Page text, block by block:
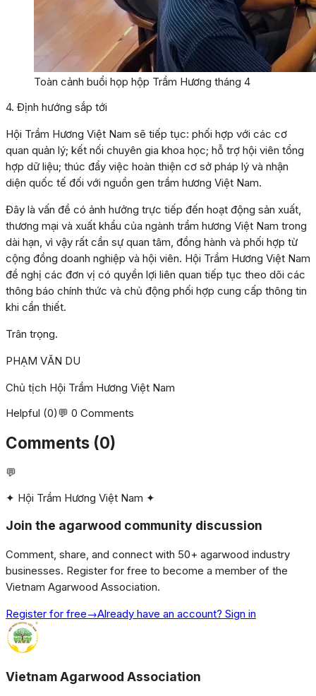
Toàn cảnh buổi họp hộp Trầm Hương tháng 4
4. Định hướng sắp tới
Hội Trầm Hương Việt Nam sẽ tiếp tục: phối hợp với các cơ
quan quản lý; kết nối chuyên gia khoa học; hỗ trợ hội viên tổng
hợp dữ liệu; thúc đẩy việc hoàn thiện cơ sở pháp lý và nhận
diện quốc tế đối với nguồn gen trầm hương Việt Nam.
Đây là vấn đề có ảnh hưởng trực tiếp đến hoạt động sản xuất,
thương mại và xuất khẩu của ngành trầm hương Việt Nam trong
dài hạn, vì vậy rất cần sự quan tâm, đồng hành và phối hợp từ
cộng đồng doanh nghiệp và hội viên. Hội Trầm Hương Việt Nam
đề nghị các đơn vị có quyền lợi liên quan tiếp tục theo dõi các
thông báo chính thức và chủ động phối hợp cung cấp thông tin
khi cần thiết.
Trân trọng.
PHẠM VĂN DU
Chủ tịch Hội Trầm Hương Việt Nam
Helpful (0)💬 0 Comments
Comments (0)
💬
✦ Hội Trầm Hương Việt Nam ✦
Join the agarwood community discussion
Comment, share, and connect with 50+ agarwood industry
businesses. Register for free to become a member of the
Vietnam Agarwood Association.
Register for free→Already have an account? Sign in
Vietnam Agarwood Association